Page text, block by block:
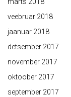
veebruar 2018
jaanuar 2018
detsember 2017
november 2017
oktoober 2017
september 2017